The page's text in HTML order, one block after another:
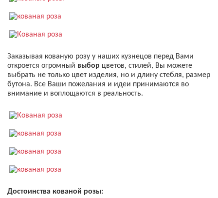
Заказывая кованую розу у наших кузнецов перед Вами
откроется огромный выбор цветов, стилей, Вы можете
выбрать не только цвет изделия, но и длину стебля, размер
бутона. Все Ваши пожелания и идеи принимаются во
внимание и воплощаются в реальность.
Достоинства кованой розы: